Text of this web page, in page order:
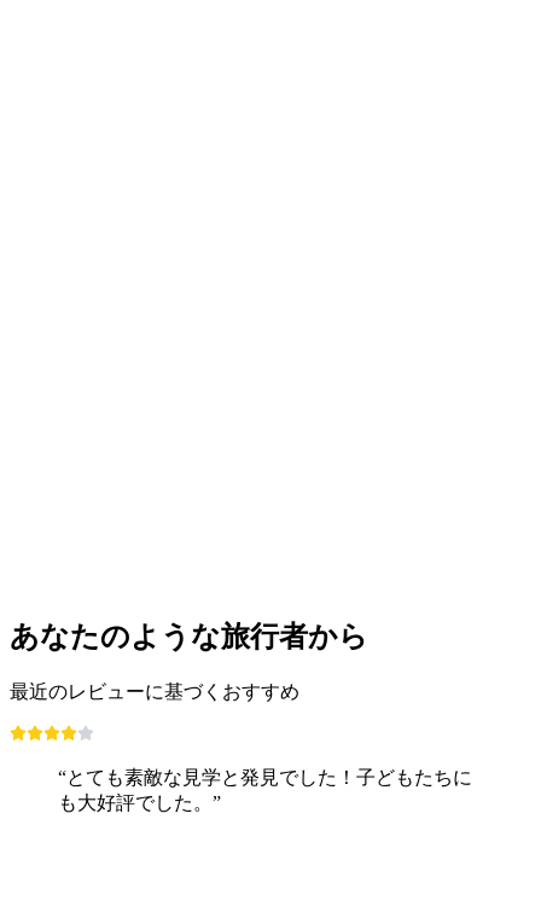
あなたのような旅行者から
最近のレビューに基づくおすすめ
“とても素敵な見学と発見でした！子どもたちに
も大好評でした。”